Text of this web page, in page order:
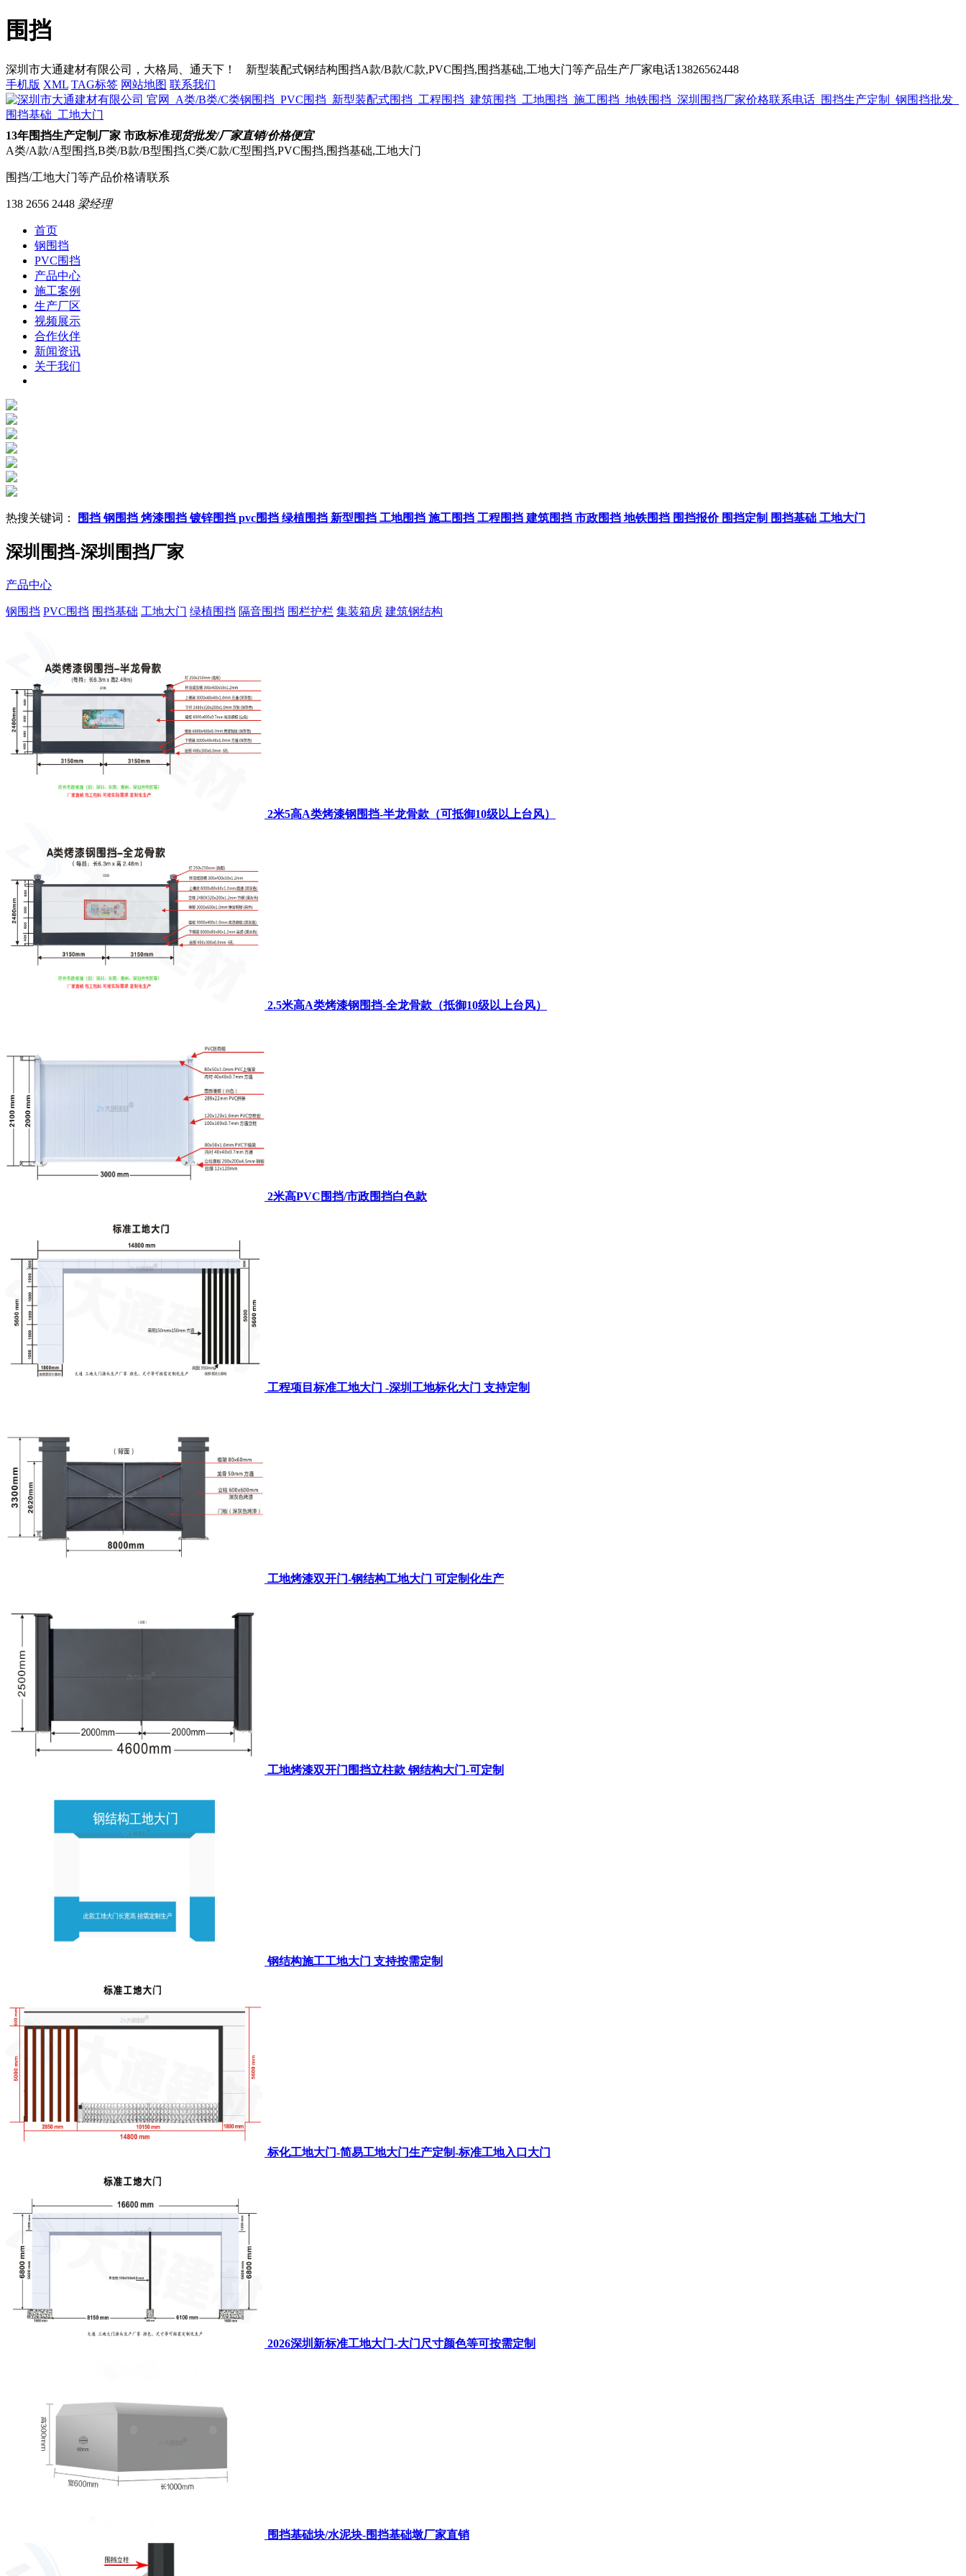
围挡
深圳市大通建材有限公司，大格局、通天下！
新型装配式钢结构围挡A款/B款/C款,PVC围挡,围挡基础,工地大门等产品生产厂家电话13826562448
手机版 XML TAG标签 网站地图 联系我们
13年围挡生产定制厂家 市政标准现货批发/厂家直销/价格便宜
A类/A款/A型围挡,B类/B款/B型围挡,C类/C款/C型围挡,PVC围挡,围挡基础,工地大门
围挡/工地大门等产品价格请联系
138 2656 2448 梁经理
首页
钢围挡
PVC围挡
产品中心
施工案例
生产厂区
视频展示
合作伙伴
新闻资讯
关于我们
热搜关键词： 围挡 钢围挡 烤漆围挡 镀锌围挡 pvc围挡 绿植围挡 新型围挡 工地围挡 施工围挡 工程围挡 建筑围挡 市政围挡 地铁围挡 围挡报价 围挡定制 围挡基础 工地大门
深圳围挡-深圳围挡厂家
产品中心
钢围挡 PVC围挡 围挡基础 工地大门 绿植围挡 隔音围挡 围栏护栏 集装箱房 建筑钢结构
2米5高A类烤漆钢围挡-半龙骨款（可抵御10级以上台风）
2.5米高A类烤漆钢围挡-全龙骨款（抵御10级以上台风）
2米高PVC围挡/市政围挡白色款
工程项目标准工地大门 -深圳工地标化大门 支持定制
工地烤漆双开门-钢结构工地大门 可定制化生产
工地烤漆双开门围挡立柱款 钢结构大门-可定制
钢结构施工工地大门 支持按需定制
标化工地大门-简易工地大门生产定制-标准工地入口大门
2026深圳新标准工地大门-大门尺寸颜色等可按需定制
围挡基础块/水泥块-围挡基础墩厂家直销